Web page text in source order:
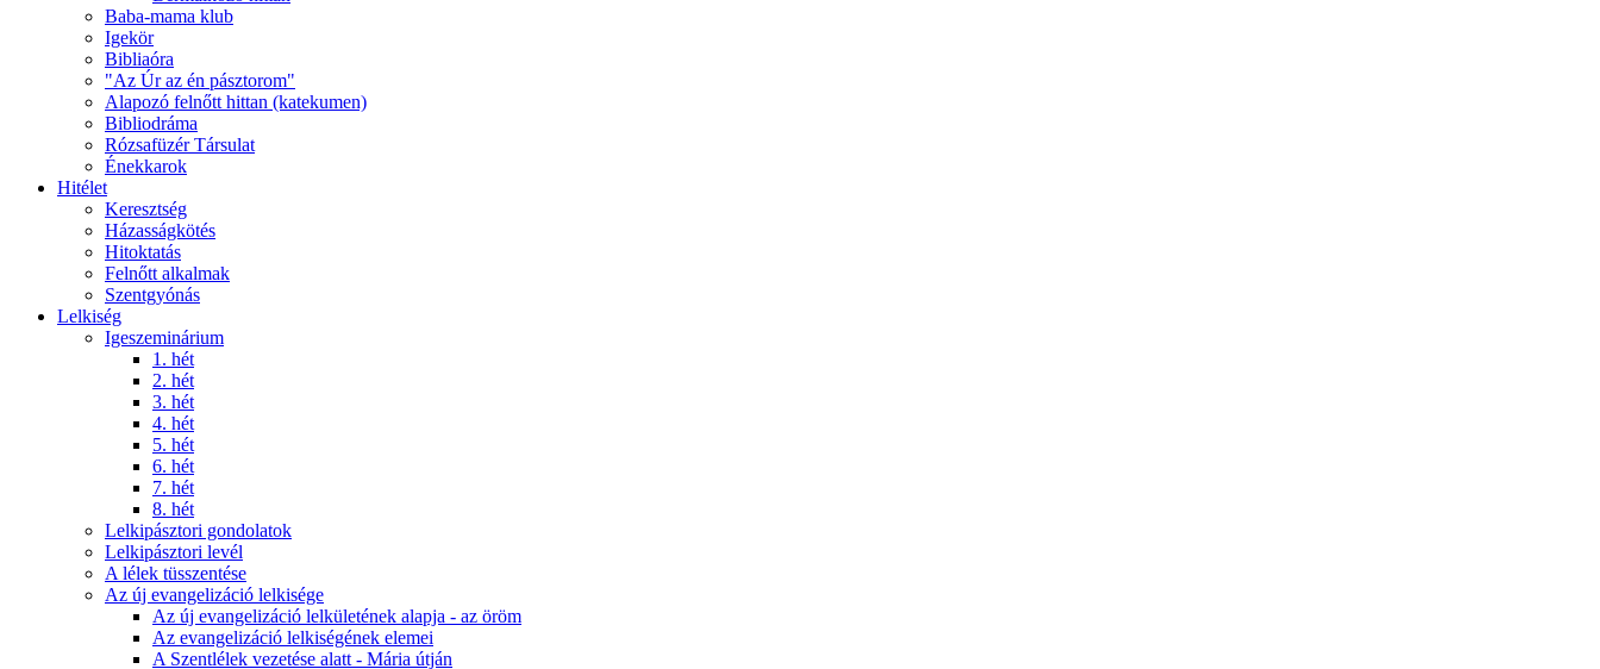
Baba-mama klub
Igekör
Bibliaóra
"Az Úr az én pásztorom"
Alapozó felnőtt hittan (katekumen)
Bibliodráma
Rózsafüzér Társulat
Énekkarok
Hitélet
Keresztség
Házasságkötés
Hitoktatás
Felnőtt alkalmak
Szentgyónás
Lelkiség
Igeszeminárium
1. hét
2. hét
3. hét
4. hét
5. hét
6. hét
7. hét
8. hét
Lelkipásztori gondolatok
Lelkipásztori levél
A lélek tüsszentése
Az új evangelizáció lelkisége
Az új evangelizáció lelkületének alapja - az öröm
Az evangelizáció lelkiségének elemei
A Szentlélek vezetése alatt - Mária útján